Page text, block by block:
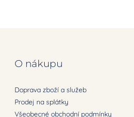
O nákupu
Doprava zboží a služeb
Prodej na splátky
Všeobecné obchodní podmínky